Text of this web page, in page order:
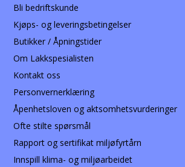
Bli bedriftskunde
Kjøps- og leveringsbetingelser
Butikker / Åpningstider
Om Lakkspesialisten
Kontakt oss
Personvernerklæring
Åpenhetsloven og aktsomhetsvurderinger
Ofte stilte spørsmål
Rapport og sertifikat miljøfyrtårn
Innspill klima- og miljøarbeidet